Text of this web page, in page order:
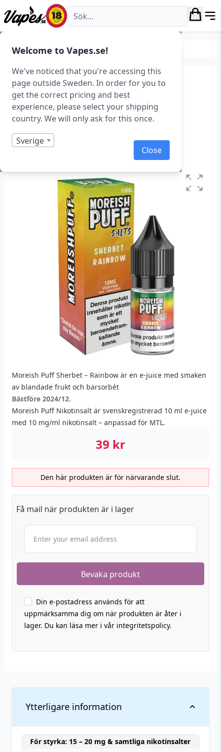
Welcome to Vapes.se!
We've noticed that you're accessing this
page outside Sweden. In order for you to
get the correct pricing and best
experience, please select your shipping
country. We will only ask for this once.
Sverige
Close
Vapes.se
E-juice E-juice med nikotin
Moreish Puff Sherbet –
Rainbow (10 ml, 10 mg,
Nikotinsalt)
Art.nr: 40615
Slut i lager
Moreish Puff Sherbet – Rainbow är en e-juice med smaken
av blandade frukt och bärsorbét
Bästföre 2024/12.
Moreish Puff Nikotinsalt är svenskregistrerad 10 ml e-juice
med 10 mg/ml nikotinsalt – anpassad för MTL.
39 kr
Den här produkten är för närvarande slut.
Få mail när produkten är i lager
Din e-postadress används för att
uppmärksamma dig om när produkten är åter i
lager. Du kan läsa mer i vår integritetspolicy.
Ytterligare information
För styrka: 15 – 20 mg & samtliga nikotinsalter